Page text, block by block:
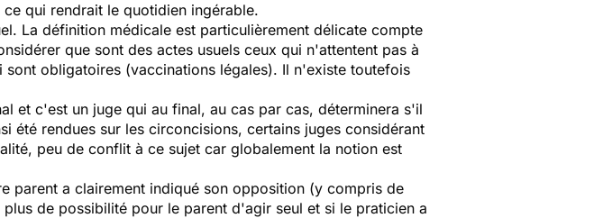
qui rendrait le quotidien ingérable.
La définition médicale est particulièrement délicate compte
que sont des actes usuels ceux qui n'attentent pas à
obligatoires (vaccinations légales). Il n'existe toutefois
et c'est un juge qui au final, au cas par cas, déterminera s'il
été rendues sur les circoncisions, certains juges considérant
peu de conflit à ce sujet car globalement la notion est
parent a clairement indiqué son opposition (y compris de
de possibilité pour le parent d'agir seul et si le praticien a